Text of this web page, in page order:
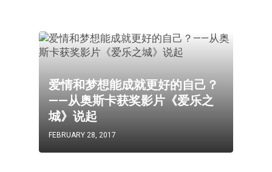
爱情和梦想能成就更好的自己？
——从奥斯卡获奖影片《爱乐之
城》说起
FEBRUARY 28, 2017